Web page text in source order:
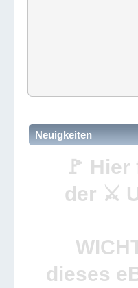
Neuigkeiten
🚩
der ⚔
dieses